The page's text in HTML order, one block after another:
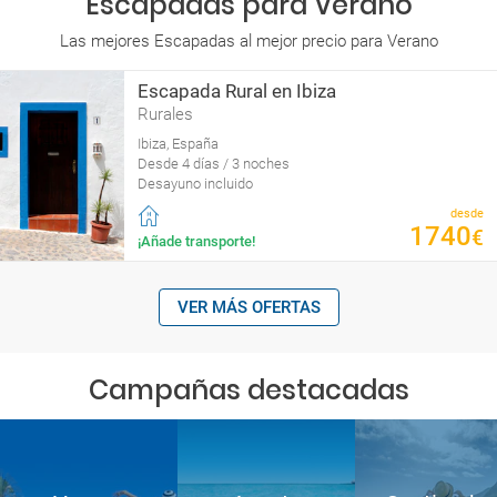
Las mejores Escapadas al mejor precio para Verano
Escapada Rural en Ibiza
Rurales
Ibiza, España
Desde 4 días / 3 noches
Desayuno incluido
¡Añade transporte!
desde
1740€
VER MÁS OFERTAS
Campañas destacadas